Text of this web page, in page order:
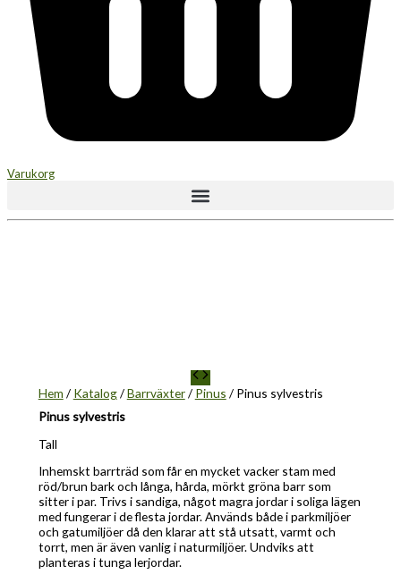
Varukorg
Hem / Katalog/Barrväxter/ Pinus / Pinus sylvestris
Pinus sylvestris
Tall
Inhemskt barrträd som får en mycket vacker stam med
röd/brun bark och långa, hårda, mörkt gröna barr som
sitter i par. Trivs i sandiga, något magra jordar i soliga lägen
med fungerar i de flesta jordar. Används både i parkmiljöer
och gatumiljöer då den klarar att stå utsatt, varmt och
torrt, men är även vanlig i naturmiljöer. Undviks att
planteras i tunga lerjordar.